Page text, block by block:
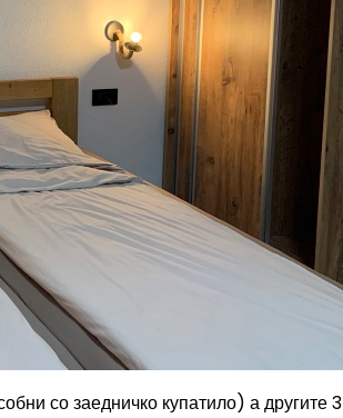
со заедничко купатило) а другите 3